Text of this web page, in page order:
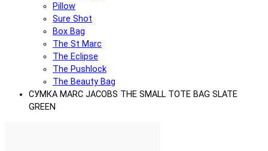
Pillow
Sure Shot
Box Bag
The St Marc
The Eclipse
The Pushlock
The Beauty Bag
СУМКА MARC JACOBS THE SMALL TOTE BAG SLATE
GREEN